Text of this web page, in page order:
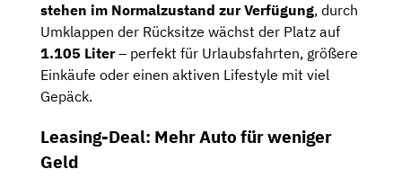
stehen im Normalzustand zur Verfügung, durch
Umklappen der Rücksitze wächst der Platz auf
1.105 Liter– perfekt für Urlaubsfahrten, größere
Einkäufe oder einen aktiven Lifestyle mit viel
Gepäck.
Leasing-Deal: Mehr Auto für weniger
Geld